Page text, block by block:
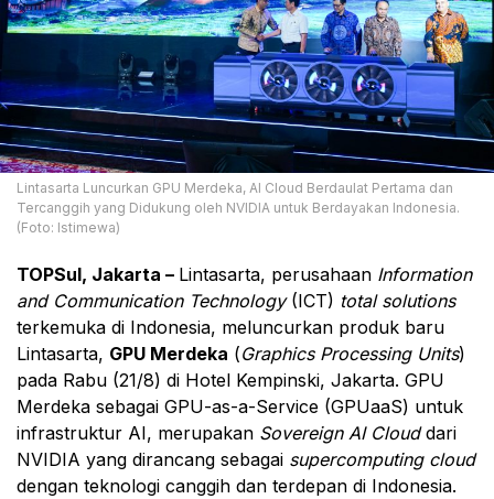
Lintasarta Luncurkan GPU Merdeka, AI Cloud Berdaulat Pertama dan
Tercanggih yang Didukung oleh NVIDIA untuk Berdayakan Indonesia.
(Foto: Istimewa)
TOPSul, Jakarta – Lintasarta, perusahaan Information
and Communication Technology (ICT) total solutions
terkemuka di Indonesia, meluncurkan produk baru
Lintasarta, GPU Merdeka (Graphics Processing Units)
pada Rabu (21/8) di Hotel Kempinski, Jakarta. GPU
Merdeka sebagai GPU-as-a-Service (GPUaaS) untuk
infrastruktur AI, merupakan Sovereign AI Clouddari
NVIDIA yang dirancang sebagai supercomputing cloud
dengan teknologi canggih dan terdepan di Indonesia.